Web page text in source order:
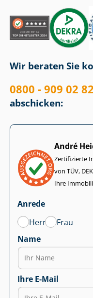
Wir beraten Sie
0800 - 909 02 82
abschicken:
André
Zertifizierte
von TÜV,
Ihre
Anrede
Herr
Frau
Name
Ihre E-Mail